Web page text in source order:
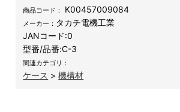
商品コード： K00457009084
メーカー： タカチ電機工業
JANコード:0
型番/品番:C-3
関連カテゴリ：
ケース >機構材